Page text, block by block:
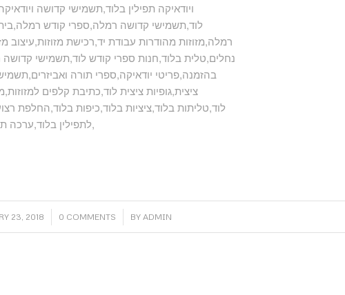
ויודאיקה תפילין בלוד,תשמישי קדושה
לוד,תשמישי קדושה רמלה,ספרי קודש
רמלה,מזוזות מהודרות עבודת יד,רכישת מזוזות,עיצוב
נחלים,טלית בלוד,חנות ספרי קודש לוד,תשמישי
בהזמנה,פריטי יודאיקה,ספרי תורה
ציצית,גופיות ציצית לוד,כתיבת קלפים
לוד,טליתות בלוד,ציציות בלוד,כיפות בלוד,החלפת
לתפילין בלוד,ערכה תפילין לבר מצווה בלוד,רצועות שחורות לתפילין בלוד,
23, 2018
/ 0 COMMENTS
/ BY ADMIN